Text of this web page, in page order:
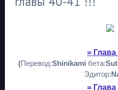
= Глава
(Перевод:Shinikami бета:
Эдитор:
= Глава